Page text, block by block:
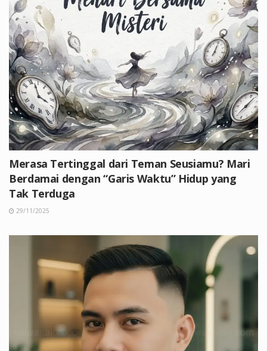
Merasa Tertinggal dari Teman Seusiamu? Mari
Berdamai dengan “Garis Waktu” Hidup yang
Tak Terduga
29/11/2025